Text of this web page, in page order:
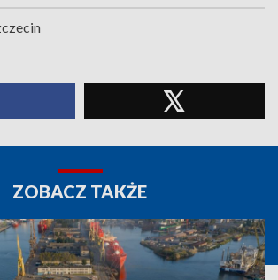
ZOBACZ TAKŻE